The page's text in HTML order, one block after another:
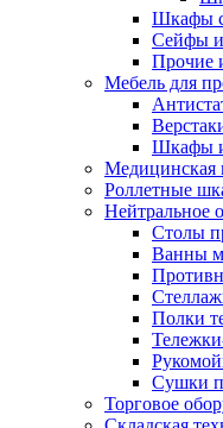
Шкафы
Сейфы
Прочие
Мебель для
Шкафы
Медицинская
Роллетные
Нейтральное
Столы
Ванны
Полки
Сушки
Торговое